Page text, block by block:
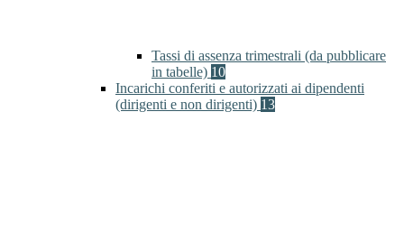
Tassi di assenza trimestrali (da pubblicare
in tabelle) 10
Incarichi conferiti e autorizzati ai dipendenti
(dirigenti e non dirigenti) 13